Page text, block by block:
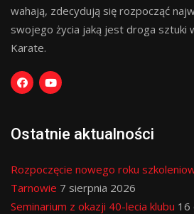
wahają, zdecydują się rozpocząć
swojego życia jaką jest droga sztuki
Karate.
Ostatnie aktualności
Rozpoczęcie nowego roku
Tarnowie 7 sierpnia 2026
Seminarium z okazji 40-lecia klubu 16